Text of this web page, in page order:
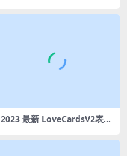
2023 最新 LoveCardsV2表白